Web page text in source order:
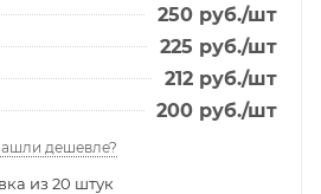
250 руб./шт
225 руб./шт
212 руб./шт
200 руб./шт
дешевле?
из 20 штук